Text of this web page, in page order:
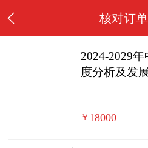
核对订
2024-2029
度分析及发
￥ 18000